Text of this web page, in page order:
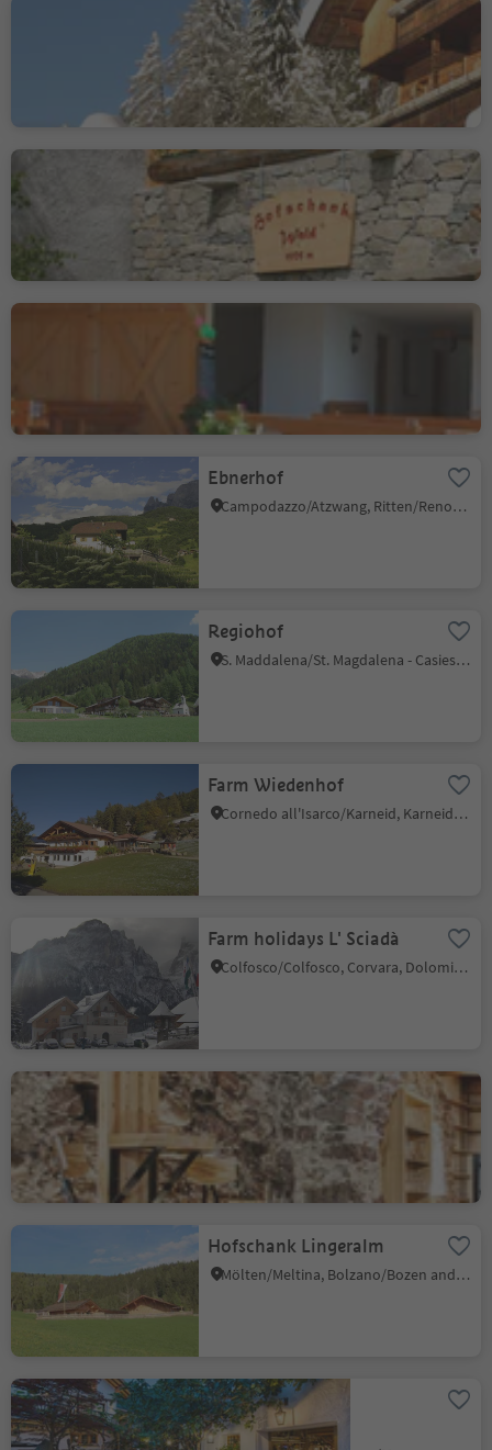
Kinigerhof
Wald
Naturno/Naturns, Naturns/Naturno, Meran/Merano and environs
Hofschank Brandhof
Ebnerhof
Campodazzo/Atzwang, Ritten/Renon, Bolzano/Bozen and environs
Regiohof
S. Maddalena/St. Magdalena - Casies/Gsies, Gsies/Valle di Casies
Farm Wiedenhof
Cornedo all'Isarco/Karneid, Karneid/Cornedo all'Isarco, Dolomites Region Eggental
Farm holidays L' Sciadà
Colfosco/Colfosco, Corvara, Dolomites Region Alta Badia
Campedèl-Hof
Hofschank Lingeralm
Mölten/Meltina, Bolzano/Bozen and environs
Wine cellar
Rebmannkeller